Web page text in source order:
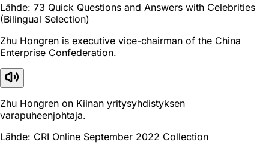
Lähde: 73 Quick Questions and Answers with Celebrities
(Bilingual Selection)
Zhu Hongren is executive vice-chairman of the China
Enterprise Confederation.
Zhu Hongren on Kiinan yritysyhdistyksen
varapuheenjohtaja.
Lähde: CRI Online September 2022 Collection